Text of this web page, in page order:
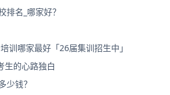
排名_哪家好？
训哪家最好「26届集训招生中」
生的心路独白
少钱？